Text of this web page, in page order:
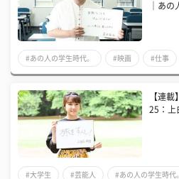
｜あ
#あの人の学生時代。 #映画 #仕事
【連
25：上
#大学生 #芸能人 #あの人の学生時代。